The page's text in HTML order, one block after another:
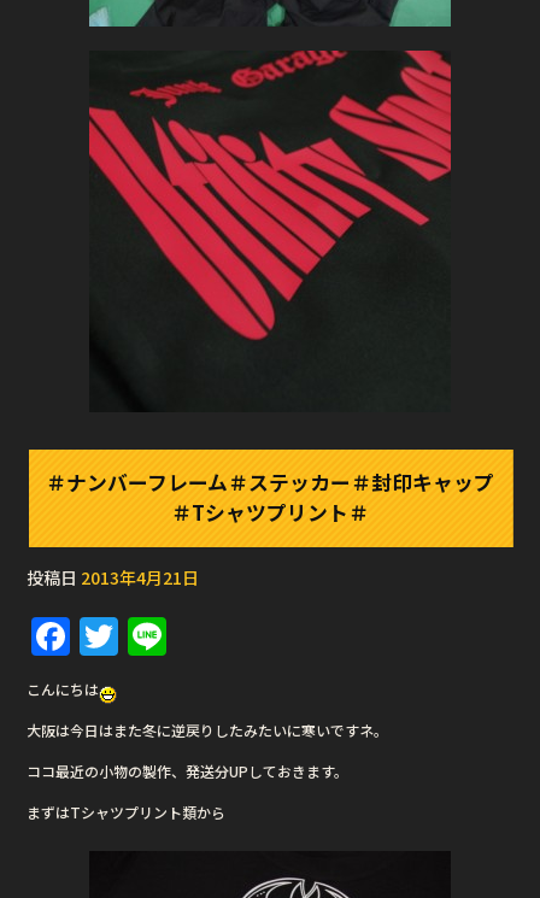
＃ナンバーフレーム＃ステッカー＃封印キャップ
＃Tシャツプリント＃
投稿日 2013年4月21日
F
a
c
e
b
o
o
T
it
te
r
e
こんにちは
大阪は今日はまた冬に逆戻りしたみたいに寒いですネ。
ココ最近の小物の製作、発送分UPしておきます。
まずはTシャツプリント類から